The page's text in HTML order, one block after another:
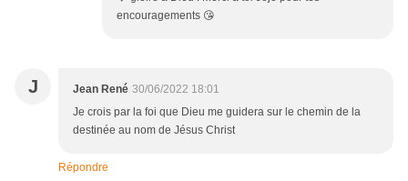
encouragements 😘
J Jean René 30/06/2022 18:01
Je crois par la foi que Dieu me guidera sur le chemin de la
destinée au nom de Jésus Christ
Répondre